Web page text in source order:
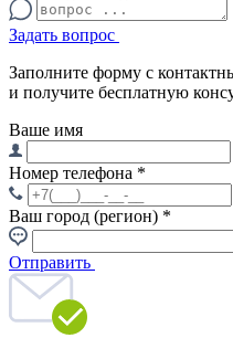
Задать вопрос
Заполните форму с
и получите бесплатную
Ваше имя
Номер телефона *
Ваш город (регион) *
Отправить